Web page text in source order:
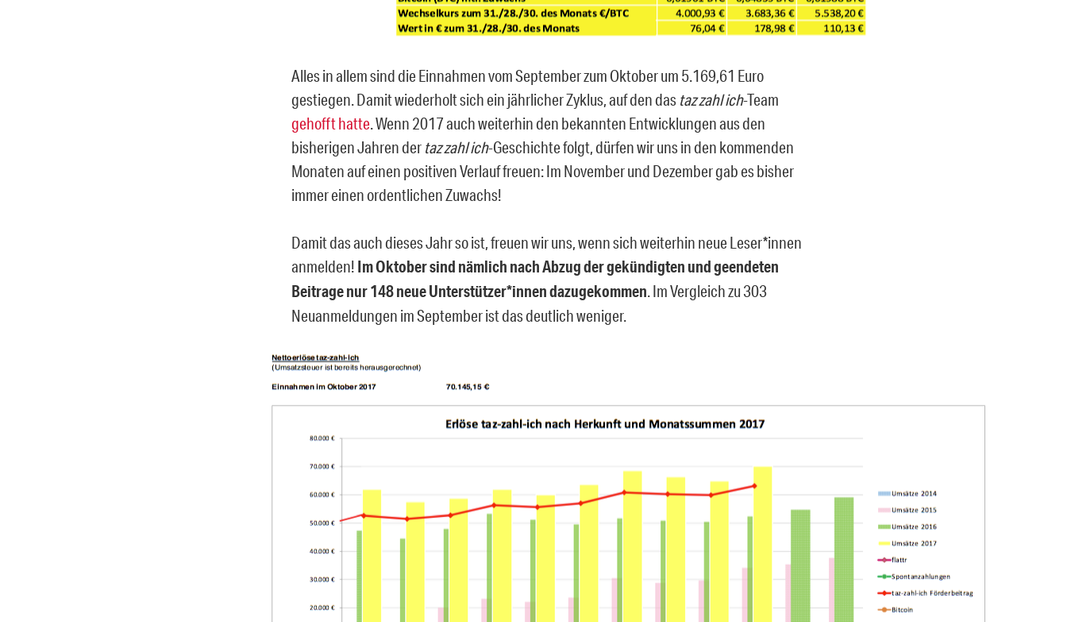
Alles in allem sind die Einnahmen vom September zum Oktober um 5.169,61 Euro
gestiegen. Damit wiederholt sich ein jährlicher Zyklus, auf den das taz zahl ich-Team
gehofft hatte. Wenn 2017 auch weiterhin den bekannten Entwicklungen aus den
bisherigen Jahren der taz zahl ich-Geschichte folgt, dürfen wir uns in den kommenden
Monaten auf einen positiven Verlauf freuen: Im November und Dezember gab es bisher
immer einen ordentlichen Zuwachs!
Damit das auch dieses Jahr so ist, freuen wir uns, wenn sich weiterhin neue Leser*innen
anmelden! Im Oktober sind nämlich nach Abzug der gekündigten und geendeten
Beitrage nur 148 neue Unterstützer*innen dazugekommen. Im Vergleich zu 303
Neuanmeldungen im September ist das deutlich weniger.